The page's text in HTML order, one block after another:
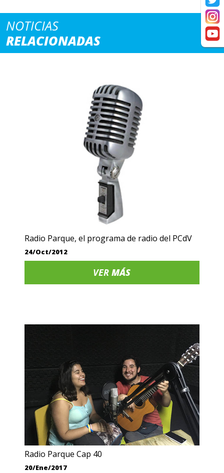
NOTICIAS
RELACIONADAS
Radio Parque, el programa de radio del PCdV
24/Oct/2012
VERMÁS
Radio Parque Cap 40
20/Ene/2017